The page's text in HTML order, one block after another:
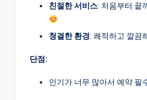
친절한 서비스: 처음부터 끝
청결한 환경: 쾌적하고 깔끔
단점:
인기가 너무 많아서 예약 필